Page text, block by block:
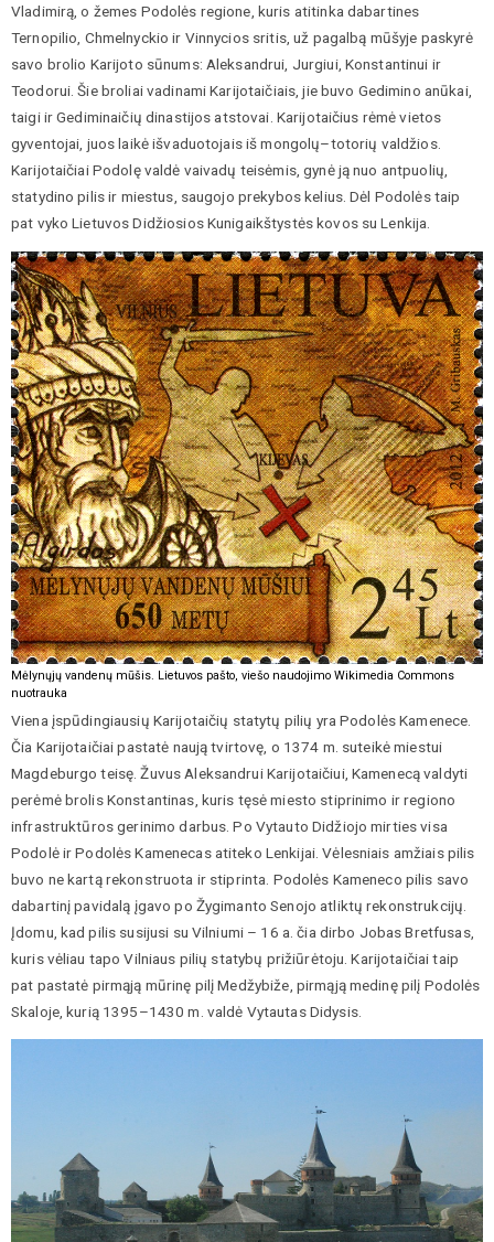
Vladimirą, o žemes Podolės regione, kuris atitinka dabartines
Ternopilio, Chmelnyckio ir Vinnycios sritis, už pagalbą mūšyje paskyrė
savo brolio Karijoto sūnums: Aleksandrui, Jurgiui, Konstantinui ir
Teodorui. Šie broliai vadinami Karijotaičiais, jie buvo Gedimino anūkai,
taigi ir Gediminaičių dinastijos atstovai. Karijotaičius rėmė vietos
gyventojai, juos laikė išvaduotojais iš mongolų–totorių valdžios.
Karijotaičiai Podolę valdė vaivadų teisėmis, gynė ją nuo antpuolių,
statydino pilis ir miestus, saugojo prekybos kelius. Dėl Podolės taip
pat vyko Lietuvos Didžiosios Kunigaikštystės kovos su Lenkija.
Mėlynųjų vandenų mūšis. Lietuvos pašto, viešo naudojimo Wikimedia Commons
nuotrauka
Viena įspūdingiausių Karijotaičių statytų pilių yra Podolės Kamenece.
Čia Karijotaičiai pastatė naują tvirtovę, o 1374 m. suteikė miestui
Magdeburgo teisę. Žuvus Aleksandrui Karijotaičiui, Kamenecą valdyti
perėmė brolis Konstantinas, kuris tęsė miesto stiprinimo ir regiono
infrastruktūros gerinimo darbus. Po Vytauto Didžiojo mirties visa
Podolė ir Podolės Kamenecas atiteko Lenkijai. Vėlesniais amžiais pilis
buvo ne kartą rekonstruota ir stiprinta. Podolės Kameneco pilis savo
dabartinį pavidalą įgavo po Žygimanto Senojo atliktų rekonstrukcijų.
Įdomu, kad pilis susijusi su Vilniumi – 16 a. čia dirbo Jobas Bretfusas,
kuris vėliau tapo Vilniaus pilių statybų prižiūrėtoju. Karijotaičiai taip
pat pastatė pirmąją mūrinę pilį Medžybiže, pirmąją medinę pilį Podolės
Skaloje, kurią 1395–1430 m. valdė Vytautas Didysis.